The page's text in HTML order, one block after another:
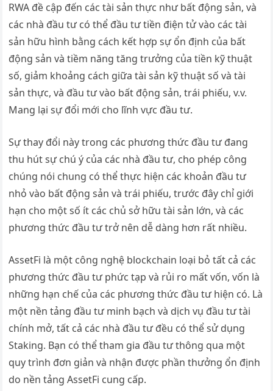
RWA đề cập đến các tài sản thực như bất động sản, và
các nhà đầu tư có thể đầu tư tiền điện tử vào các tài
sản hữu hình bằng cách kết hợp sự ổn định của bất
động sản và tiềm năng tăng trưởng của tiền kỹ thuật
số, giảm khoảng cách giữa tài sản kỹ thuật số và tài
sản thực, và đầu tư vào bất động sản, trái phiếu, v.v.
Mang lại sự đổi mới cho lĩnh vực đầu tư.
Sự thay đổi này trong các phương thức đầu tư đang
thu hút sự chú ý của các nhà đầu tư, cho phép công
chúng nói chung có thể thực hiện các khoản đầu tư
nhỏ vào bất động sản và trái phiếu, trước đây chỉ giới
hạn cho một số ít các chủ sở hữu tài sản lớn, và các
phương thức đầu tư trở nên dễ dàng hơn rất nhiều.
AssetFi là một công nghệ blockchain loại bỏ tất cả các
phương thức đầu tư phức tạp và rủi ro mất vốn, vốn là
những hạn chế của các phương thức đầu tư hiện có. Là
một nền tảng đầu tư minh bạch và dịch vụ đầu tư tài
chính mở, tất cả các nhà đầu tư đều có thể sử dụng
Staking. Bạn có thể tham gia đầu tư thông qua một
quy trình đơn giản và nhận được phần thưởng ổn định
do nền tảng AssetFi cung cấp.